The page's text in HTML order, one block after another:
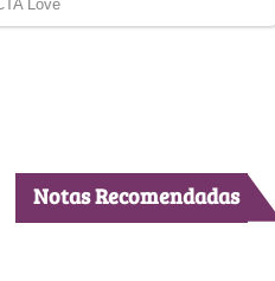
Notas Recomendadas